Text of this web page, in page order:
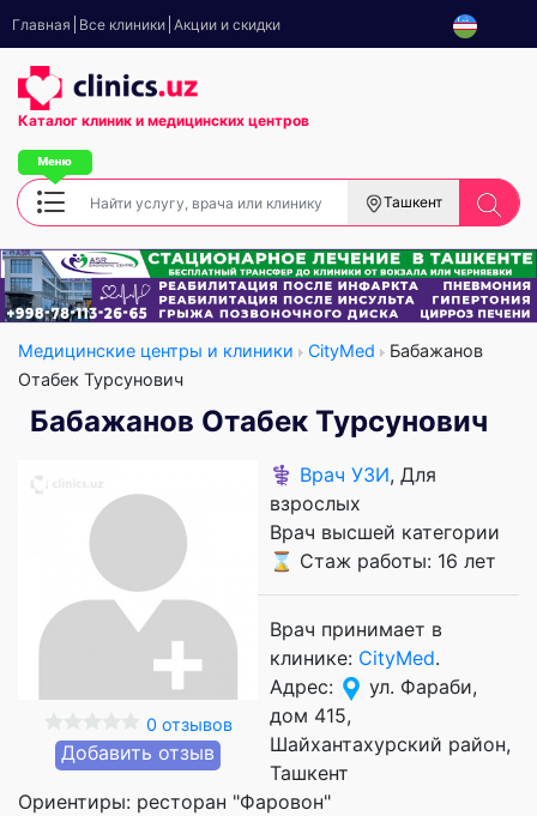
Главная Все клиники Акции и скидки
Каталог клиник и медицинских центров
Ташкент
Медицинские центры и клиники CityMed
Бабажанов
Отабек Турсунович
Бабажанов Отабек Турсунович
0 отзывов
Добавить отзыв
⚕️ Врач УЗИ, Для
взрослых
Врач высшей категории
⌛ Стаж работы: 16 лет
Врач принимает в
клинике: CityMed.
Адрес:
ул. Фараби,
дом 415,
Шайхантахурский район,
Ташкент
Ориентиры: ресторан "Фаровон"